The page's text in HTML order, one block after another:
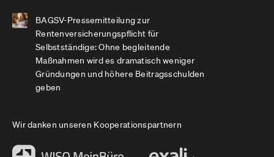
BAGSV-Pressemitteilung zur
Rentenversicherungspflicht für
Selbstständige: Ohne begleitende
Maßnahmen wird es dramatisch weniger
Gründungen und höhere Beitragsschulden
geben
Wir danken unseren Kooperationspartnern